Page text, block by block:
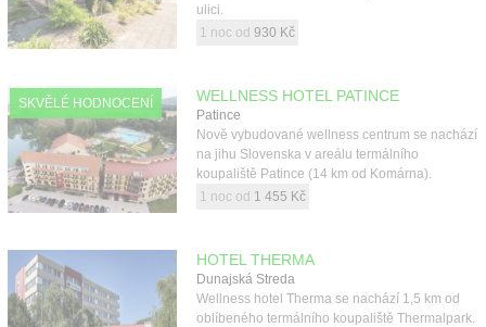
ulici.
1 noc od 930 Kč
SKVĚLÉ HODNOCENÍ WELLNESS HOTEL PATINCE
Patince
Nově vybudované wellness centrum se nachází
na jihu Slovenska v areálu termálního
koupaliště Patince (14 km od Komárna).
1 noc od 1 455 Kč
HOTEL THERMA
Dunajská Streda
Wellness hotel Therma se nachází 1,5 km od
oblíbeného termálního koupaliště Thermalpark.